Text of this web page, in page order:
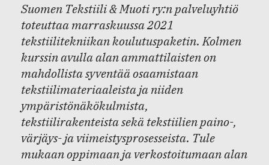
Suomen Tekstiili & Muoti ry:n palveluyhtiö
toteuttaa marraskuussa 2021
tekstiilitekniikan koulutuspaketin. Kolmen
kurssin avulla alan ammattilaisten on
mahdollista syventää osaamistaan
tekstiilimateriaaleista ja niiden
ympäristönäkökulmista,
tekstiilirakenteista sekä tekstiilien paino-,
värjäys- ja viimeistysprosesseista. Tule
mukaan oppimaan ja verkostoitumaan alan